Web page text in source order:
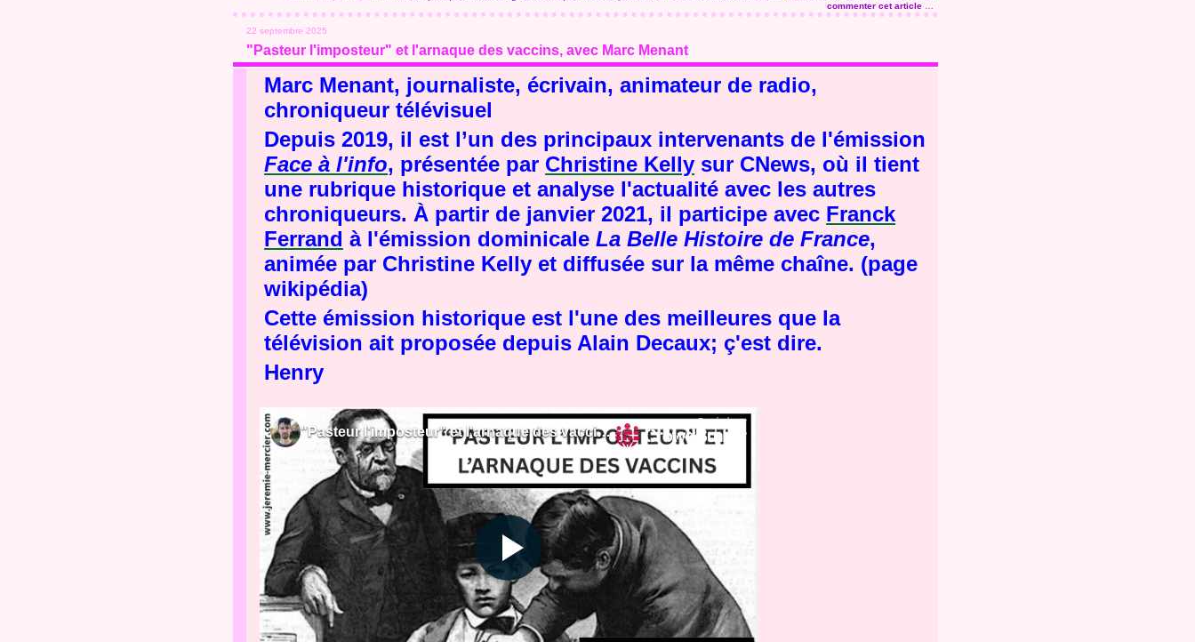
commenter cet article …
22 septembre 2025
"Pasteur l'imposteur" et l'arnaque des vaccins, avec Marc Menant
Marc Menant, journaliste, écrivain, animateur de radio,
chroniqueur télévisuel
Depuis 2019, il est l’un des principaux intervenants de l'émission
Face à l'info, présentée par Christine Kelly sur CNews, où il tient
une rubrique historique et analyse l'actualité avec les autres
chroniqueurs. À partir de janvier 2021, il participe avec Franck
Ferrand à l'émission dominicaleLa Belle Histoire de France,
animée par Christine Kelly et diffusée sur la même chaîne. (page
wikipédia)
Cette émission historique est l'une des meilleures que la
télévision ait proposée depuis Alain Decaux; ç'est dire.
Henry